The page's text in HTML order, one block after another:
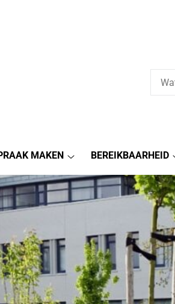
MAKEN
maken
submenu
BEREIKBAARHEID